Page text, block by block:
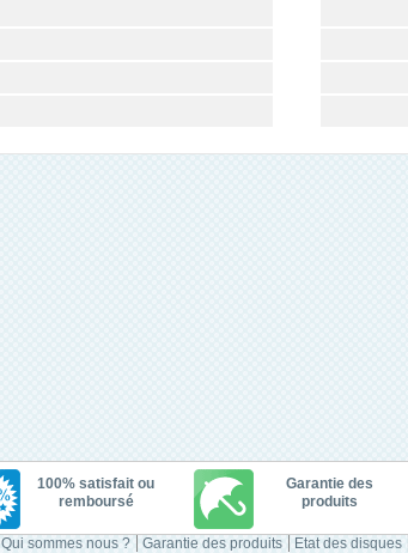
100% satisfait ou
remboursé
Garantie des
produits
Qui sommes nous ? Garantie des produits Etat des disques